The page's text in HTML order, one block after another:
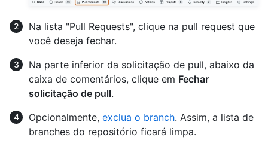
Na lista "Pull Requests", clique na pull request que
você deseja fechar.
Na parte inferior da solicitação de pull, abaixo da
caixa de comentários, clique em Fechar
solicitação de pull.
Opcionalmente, exclua o branch. Assim, a lista de
branches do repositório ficará limpa.